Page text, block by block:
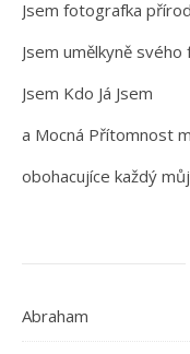
Jsem fotografka
Jsem umělkyně
Jsem Kdo Já Jsem
a Mocná Přítomnost
obohacujíce každý
Abraham